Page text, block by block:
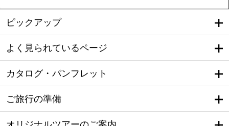
ピックアップ
よく見られているページ
カタログ・パンフレット
ご旅行の準備